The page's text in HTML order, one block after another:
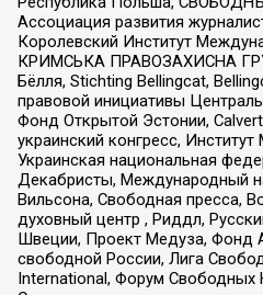
Ассоциация развития
Королевский Институт
КРИМСЬКА ПРАВОЗАХИСНА
Бёлля, Stichting Bellingcat,
правовой инициативы
Фонд Открытой Эстонии,
украинский конгресс,
Украинская национальная
Декабристы, Международный
Вильсона, Свободная пресса,
духовный центр , Риддл,
Швеции, Проект Медуза, Фонд
свободной России, Лига
International, Форум Свободных